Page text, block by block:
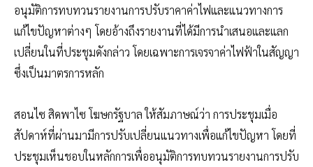
อนุมัติการทบทวนรายงานการปรับราคาค่าไฟและแนวทางการ
แก้ไขปัญหาต่างๆ โดยอ้างถึงรายงานที่ได้มีการนำเสนอและแลก
เปลี่ยนในที่ประชุมดังกล่าว โดยเฉพาะการเจรจาค่าไฟฟ้าในสัญญา
ซึ่งเป็นมาตรการหลัก
สอนไซ สิดพาไซ โฆษกรัฐบาล ให้สัมภาษณ์ว่า การประชุมเมื่อ
สัปดาห์ที่ผ่านมามีการปรับเปลี่ยนแนวทางเพื่อแก้ไขปัญหา โดยที่
ประชุมเห็นชอบในหลักการเพื่ออนุมัติการทบทวนรายงานการปรับ